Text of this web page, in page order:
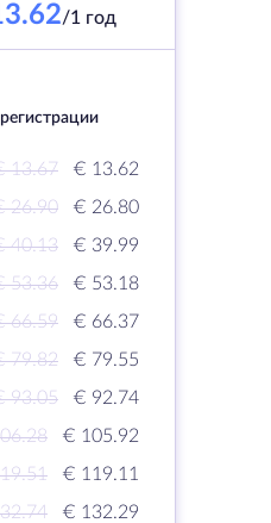
/1 год
13.67
€ 13.62
26.90
€ 26.80
40.13
€ 39.99
53.36
€ 53.18
66.59
€ 66.37
79.82
€ 79.55
93.05
€ 92.74
€ 105.92
€ 119.11
€ 132.29